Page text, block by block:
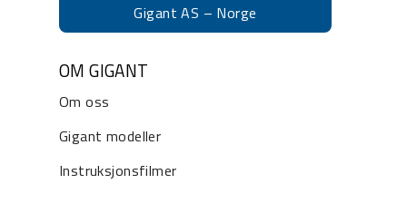
Gigant AS – Norge
OM GIGANT
Om oss
Gigant modeller
Instruksjonsfilmer